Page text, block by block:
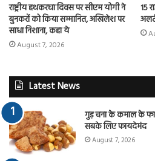
राष्ट्रीय हथकरघा दिवस पर सीएम योगी ने
बुनकरों को किया सम्मानित, अखिलेश पर
साधा निशाना, कहा ये
August 7, 2026
15
Latest News
गुड़ चना के कमाल के
सबके लिए फायदेमंद
August 7, 2026